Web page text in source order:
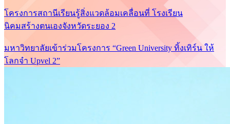
โครงการสถานีเรียนรู้สิ่งแวดล้อมเคลื่อนที่ โรงเรียน
นิคมสร้างตนเองจังหวัดระยอง 2
มหาวิทยาลัยเข้าร่วมโครงการ “Green University ทิ้งเทิร์น ให้
โลกจำ Upvel 2”